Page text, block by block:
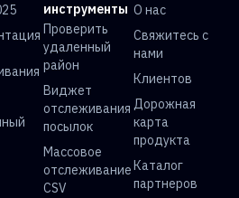
инструменты
Проверить
удаленный
район
Виджет
отслеживания
посылок
Массовое
отслеживание
CSV
О нас
Свяжитесь с
нами
Клиентов
Дорожная
карта
продукта
Каталог
партнеров